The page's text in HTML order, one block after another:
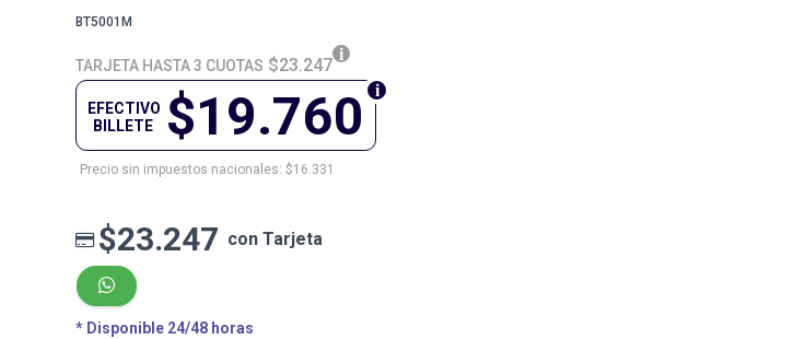
BT5001M
TARJETA HASTA 3 CUOTAS $23.247
$19.760
EFECTIVO
BILLETE
Precio sin impuestos nacionales: $16.331
$23.247 con Tarjeta
* Disponible 24/48 horas